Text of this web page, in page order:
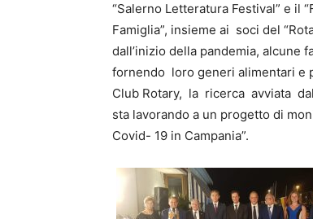
“Salerno Letteratura Festival” e il
Famiglia”, insieme ai soci del
dall’inizio della pandemia,
fornendo loro generi alimentari e
Club Rotary, la ricerca avviata
sta lavorando a un progetto di
Covid- 19 in Campania”.